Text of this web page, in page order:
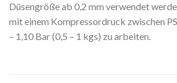
Düsengröße ab 0,2 mm verwendet
mit einem Kompressordruck zwischen
– 1,10 Bar (0,5 – 1 kgs) zu arbeiten.